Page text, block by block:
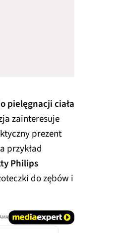
pielęgnacji ciała
zainteresuje
prezent
przykład
Philips
do zębów i